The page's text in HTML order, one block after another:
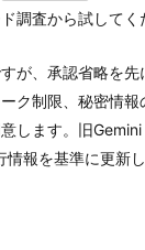
調査から試してく
が、承認省略を
ク制限、秘密情報
します。旧
報を基準に更新し